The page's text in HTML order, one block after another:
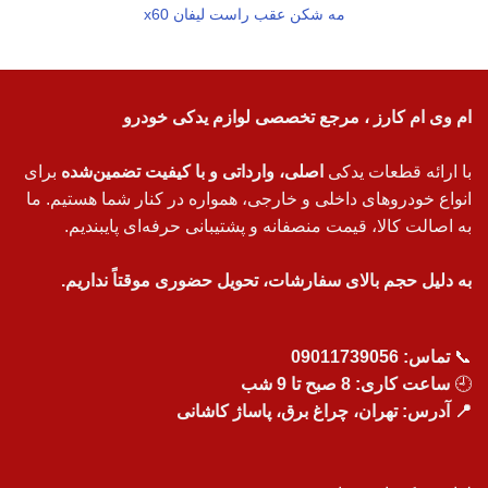
مه شکن عقب راست لیفان x60
ام وی ام کارز ، مرجع تخصصی لوازم یدکی خودرو
با ارائه قطعات یدکی اصلی، وارداتی و با کیفیت تضمین‌شده برای
انواع خودروهای داخلی و خارجی، همواره در کنار شما هستیم. ما
به اصالت کالا، قیمت منصفانه و پشتیبانی حرفه‌ای پایبندیم.
به دلیل حجم بالای سفارشات، تحویل حضوری موقتاً نداریم.
📞تماس: 09011739056
🕘 ساعت کاری: 8 صبح تا 9 شب
📍 آدرس: تهران، چراغ برق، پاساژ کاشانی